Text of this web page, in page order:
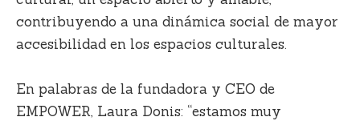
contribuyendo a una dinámica social de mayor
accesibilidad en los espacios culturales.
En palabras de la fundadora y CEO de
EMPOWER, Laura Donis: “estamos muy